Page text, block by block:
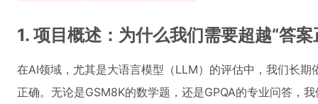
1. 项目概述：为什么我们需要超越“答
在AI领域，尤其是大语言模型（LLM）的评估中，我们长
正确。无论是GSM8K的数学题，还是GPQA的专业问答，